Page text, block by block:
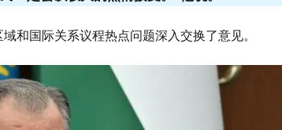
和国际关系议程热点问题深入交换了意见。